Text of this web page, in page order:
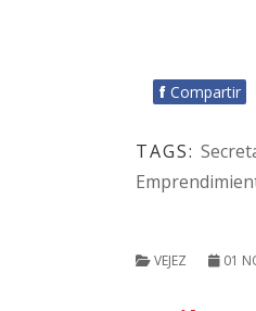
f Compartir
TAGS:
VEJEZ 01